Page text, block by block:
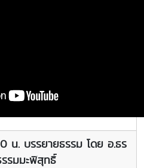
น. บรรยายธรรม โดย อ.ธร
รมมะพิสุทธิ์